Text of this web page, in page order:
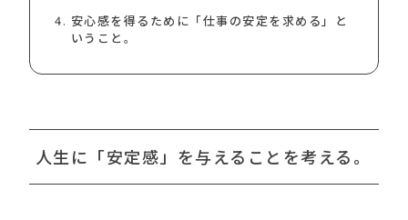
安心感を得るために「仕事の安定を求める」と
いうこと。
人生に「安定感」を与えることを考える。